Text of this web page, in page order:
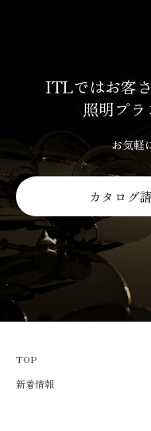
ITLではお客
照明プ
お気軽
カタログ
TOP
新着情報